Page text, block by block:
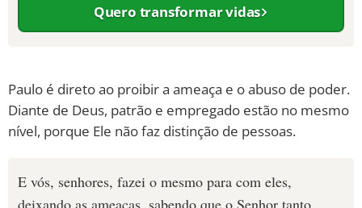
Quero transformar vidas
Paulo é direto ao proibir a ameaça e o abuso de poder.
Diante de Deus, patrão e empregado estão no mesmo
nível, porque Ele não faz distinção de pessoas.
E vós, senhores, fazei o mesmo para com eles,
deixando as ameaças, sabendo que o Senhor tanto